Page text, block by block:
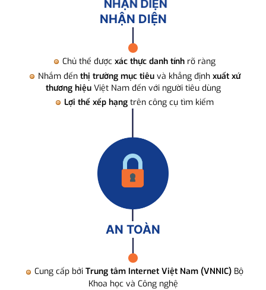
NHẬN DIỆN
Chủ thể được xác thực danh tính rõ ràng
Nhắm đến thị trường mục tiêuvà khẳng định xuất xứ
thương hiệuViệt Nam đến với người tiêu dùng
Lợi thế xếp hạng trên công cụ tìm kiếm
AN TOÀN
Cung cấp bởi Trung tâm Internet Việt Nam (VNNIC) Bộ
Khoa học và Công nghệ